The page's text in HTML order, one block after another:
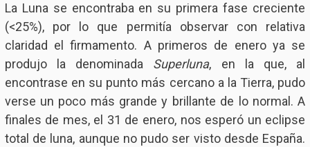
La Luna se encontraba en su primera fase creciente
(<25%), por lo que permitía observar con relativa
claridad el firmamento. A primeros de enero ya se
produjo la denominada Superluna, en la que, al
encontrase en su punto más cercano a la Tierra, pudo
verse un poco más grande y brillante de lo normal. A
finales de mes, el 31 de enero, nos esperó un eclipse
total de luna, aunque no pudo ser visto desde España.